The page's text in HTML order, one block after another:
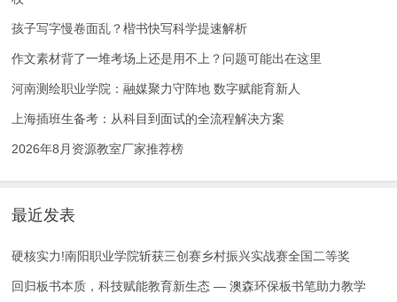
孩子写字慢卷面乱？楷书快写科学提速解析
作文素材背了一堆考场上还是用不上？问题可能出在这里
河南测绘职业学院：融媒聚力守阵地 数字赋能育新人
上海插班生备考：从科目到面试的全流程解决方案
2026年8月资源教室厂家推荐榜
最近发表
硬核实力!南阳职业学院斩获三创赛乡村振兴实战赛全国二等奖
回归板书本质，科技赋能教育新生态 — 澳森环保板书笔助力教学